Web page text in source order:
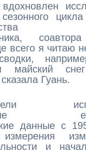
всего я читаю
майский
Гуань.
данные с
и